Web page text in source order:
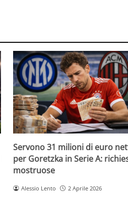
Servono 31 milioni di euro
per Goretzka in Serie A:
mostruose
Alessio Lento 2 Aprile 2026